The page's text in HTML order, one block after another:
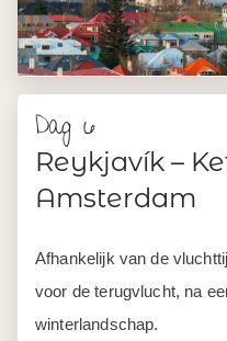
Reykjavík –
Amsterdam
Afhankelijk van de
voor de terugvlucht, na
winterlandschap.
ca. 53 km